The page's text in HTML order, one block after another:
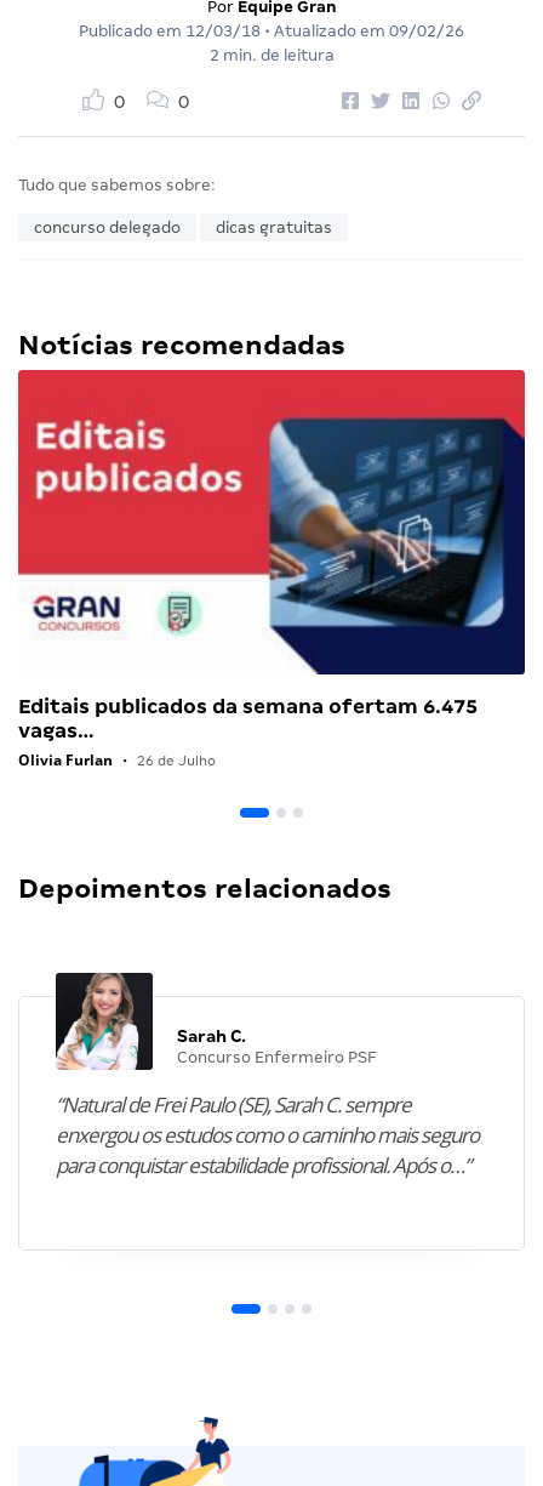
Por Equipe Gran
Publicado em 12/03/18 • Atualizado em 09/02/26
2 min. de leitura
0 0
Tudo que sabemos sobre:
concurso delegado dicas gratuitas
Notícias recomendadas
Editais publicados da semana ofertam 6.475
vagas…
Olivia Furlan • 26 de Julho
Depoimentos relacionados
Sarah C.
Concurso Enfermeiro PSF
“Natural de Frei Paulo (SE), Sarah C. sempre
enxergou os estudos como o caminho mais seguro
para conquistar estabilidade profissional. Após o…”